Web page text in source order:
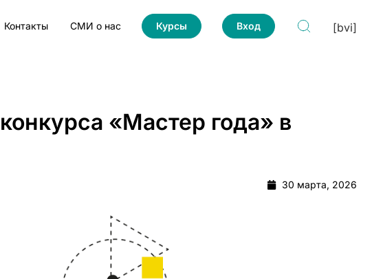
Контакты СМИ о нас Курсы Вход [bvi]
«Мастер года» в
30 марта, 2026